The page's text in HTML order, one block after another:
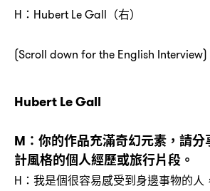
H：Hubert Le Gall（右）
(Scroll down for the English Interview)
Hubert Le Gall
M： 你的作品充滿奇幻元素 ， 請分
計風格的個人經歷或旅行片段。
H： 我是個很容易感受到身邊事物的人